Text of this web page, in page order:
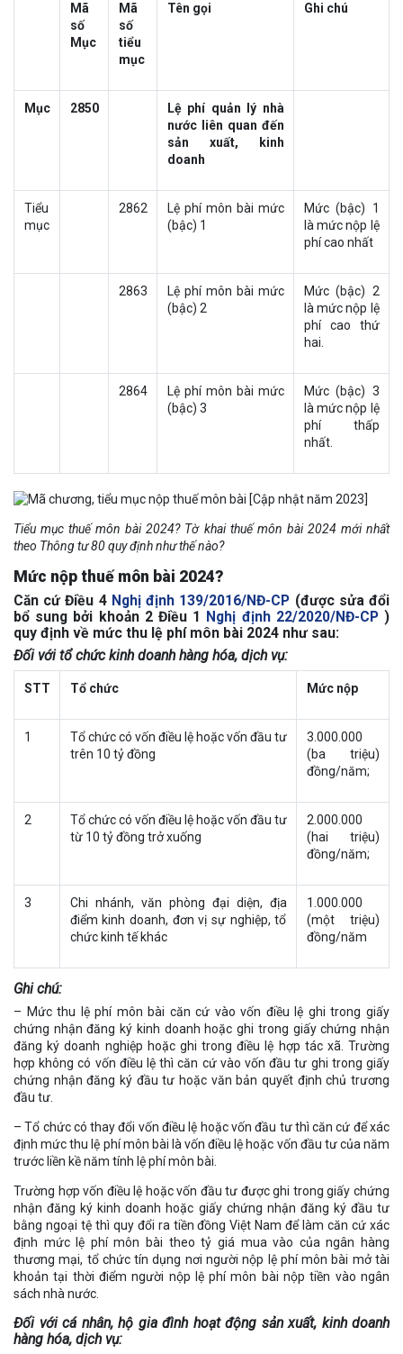
Mã
số
Mục
Mã
số
tiểu
mục
Tên gọi Ghi chú
Mục 2850
Lệ phí quản lý nhà
nước liên quan đến
sản xuất, kinh
doanh
Tiểu
mục
2862
Lệ phí môn bài mức
(bậc) 1
Mức (bậc) 1
là mức nộp lệ
phí cao nhất
2863
Lệ phí môn bài mức
(bậc) 2
Mức (bậc) 2
là mức nộp lệ
phí cao thứ
hai.
2864
Lệ phí môn bài mức
(bậc) 3
Mức (bậc) 3
là mức nộp lệ
phí thấp
nhất.
Tiểu mục thuế môn bài 2024? Tờ khai thuế môn bài 2024 mới nhất
theo Thông tư 80 quy định như thế nào?
Mức nộp thuế môn bài 2024?
Căn cứ Điều 4 Nghị định 139/2016/NĐ-CP (được sửa đổi
bổ sung bởi khoản 2 Điều 1
Nghị định 22/2020/NĐ-CP)
quy định về mức thu lệ phí môn bài 2024 như sau:
Đối với tổ chức kinh doanh hàng hóa, dịch vụ:
STT Tổ chức Mức nộp
1
Tổ chức có vốn điều lệ hoặc vốn đầu tư
trên 10 tỷ đồng
3.000.000
(ba triệu)
đồng/năm;
2
Tổ chức có vốn điều lệ hoặc vốn đầu tư
từ 10 tỷ đồng trở xuống
2.000.000
(hai triệu)
đồng/năm;
3
Chi nhánh, văn phòng đại diện, địa
điểm kinh doanh, đơn vị sự nghiệp, tổ
chức kinh tế khác
1.000.000
(một triệu)
đồng/năm
Ghi chú:
– Mức thu lệ phí môn bài căn cứ vào vốn điều lệ ghi trong giấy
chứng nhận đăng ký kinh doanh hoặc ghi trong giấy chứng nhận
đăng ký doanh nghiệp hoặc ghi trong điều lệ hợp tác xã. Trường
hợp không có vốn điều lệ thì căn cứ vào vốn đầu tư ghi trong giấy
chứng nhận đăng ký đầu tư hoặc văn bản quyết định chủ trương
đầu tư.
– Tổ chức có thay đổi vốn điều lệ hoặc vốn đầu tư thì căn cứ để xác
định mức thu lệ phí môn bài là vốn điều lệ hoặc vốn đầu tư của năm
trước liền kề năm tính lệ phí môn bài.
Trường hợp vốn điều lệ hoặc vốn đầu tư được ghi trong giấy chứng
nhận đăng ký kinh doanh hoặc giấy chứng nhận đăng ký đầu tư
bằng ngoại tệ thì quy đổi ra tiền đồng Việt Nam để làm căn cứ xác
định mức lệ phí môn bài theo tỷ giá mua vào của ngân hàng
thương mại, tổ chức tín dụng nơi người nộp lệ phí môn bài mở tài
khoản tại thời điểm người nộp lệ phí môn bài nộp tiền vào ngân
sách nhà nước.
Đối với cá nhân, hộ gia đình hoạt động sản xuất, kinh doanh
hàng hóa, dịch vụ: